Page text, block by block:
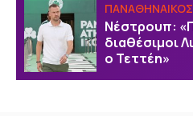
ΠΑΝΑΘΗΝΑΙΚΟΣ
Νέστρουπ:
διαθέσιμοι
ο Τεττέη»